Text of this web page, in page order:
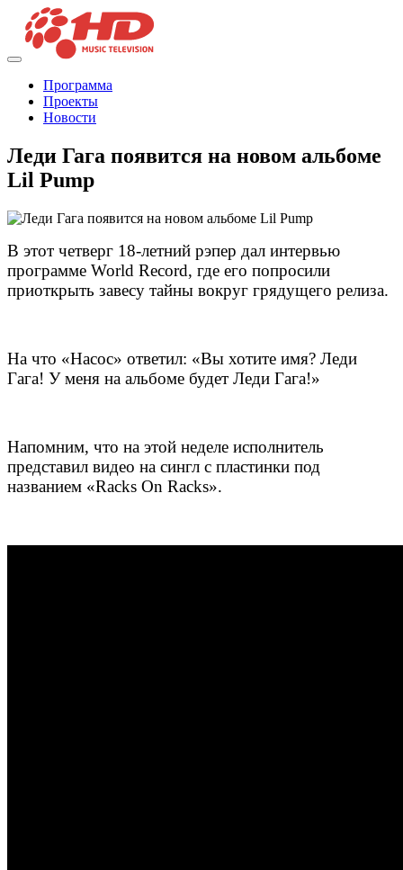
Программа
Проекты
Новости
Леди Гага появится на новом альбоме
Lil Pump
В этот четверг 18-летний рэпер дал интервью
программе World Record, где его попросили
приоткрыть завесу тайны вокруг грядущего релиза.
На что «Насос» ответил: «Вы хотите имя? Леди
Гага! У меня на альбоме будет Леди Гага!»
Напомним, что на этой неделе исполнитель
представил видео на сингл с пластинки под
названием «Racks On Racks».